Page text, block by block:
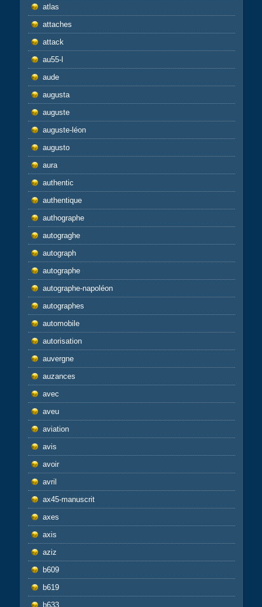
atlas
attaches
attack
au55-l
aude
augusta
auguste
auguste-léon
augusto
aura
authentic
authentique
authographe
autograghe
autograph
autographe
autographe-napoléon
autographes
automobile
autorisation
auvergne
auzances
avec
aveu
aviation
avis
avoir
avril
ax45-manuscrit
axes
axis
aziz
b609
b619
b633